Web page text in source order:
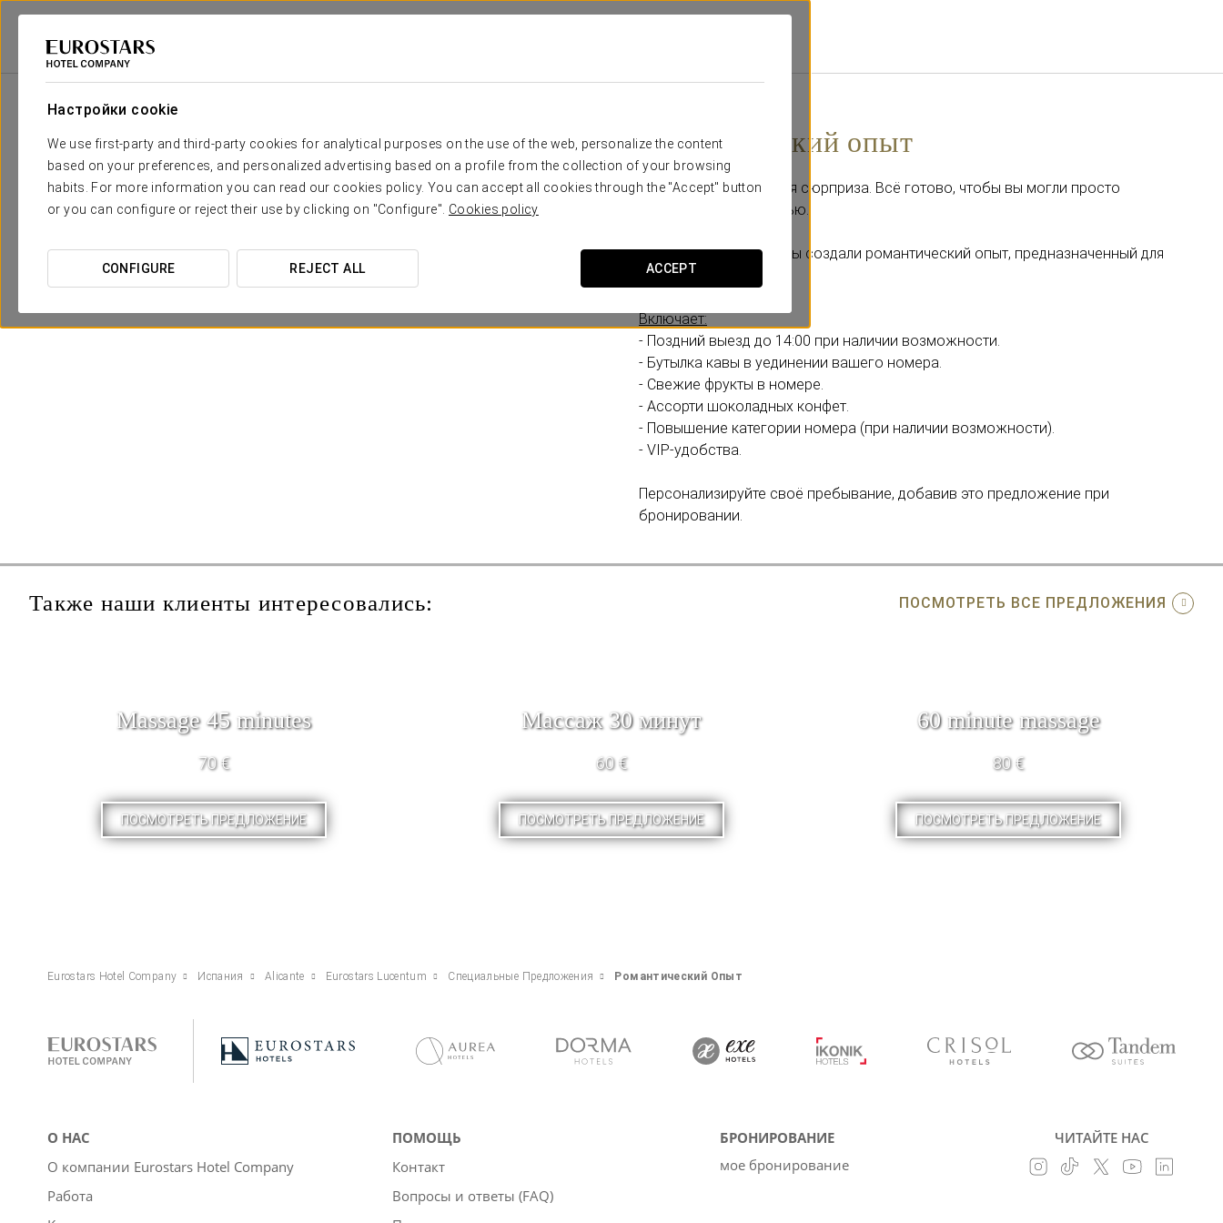
Настройки cookie
We use first-party and third-party cookies for analytical purposes on the use of the web, personalize the content
based on your preferences, and personalized advertising based on a profile from the collection of your browsing
habits. For more information you can read our cookies policy. You can accept all cookies through the "Accept" button
or you can configure or reject their use by clicking on "Configure". Cookies policy
CONFIGURE REJECT ALL ACCEPT
Eurostars Hotel Company
Pомантический опыт
Детали, созданные для сюрприза. Всё готово, чтобы вы могли просто
наслаждаться любовью.
В Eurostars Lucentum мы создали романтический опыт, предназначенный для
двоих.
Включает:
- Поздний выезд до 14:00 при наличии возможности.
- Бутылка кавы в уединении вашего номера.
- Свежие фрукты в номере.
- Ассорти шоколадных конфет.
- Повышение категории номера (при наличии возможности).
- VIP-удобства.
Персонализируйте своё пребывание, добавив это предложение при
бронировании.
Также наши клиенты интересовались: ПОСМОТРЕТЬ ВСЕ ПРЕДЛОЖЕНИЯ
Massage 45 minutes
70 €
ПОСМОТРЕТЬ ПРЕДЛОЖЕНИЕ
Массаж 30 минут
60 €
ПОСМОТРЕТЬ ПРЕДЛОЖЕНИЕ
60 minute massage
80 €
ПОСМОТРЕТЬ ПРЕДЛОЖЕНИЕ
Eurostars Hotel Company Испания Alicante Eurostars Lucentum Специальные Предложения Pомантический Опыт
О НАС
О компании Eurostars Hotel Company
Работа
ПОМОЩЬ
Контакт
Вопросы и ответы (FAQ)
БРОНИРОВАНИЕ
мое бронирование
ЧИТАЙТЕ НАС